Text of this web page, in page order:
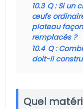
10.3 Q : Si un
œufs
plateau
remplacés ?
10.4 Q :
doit-il
Quel